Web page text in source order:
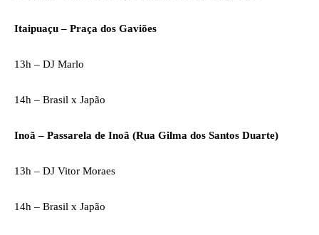
Itaipuaçu – Praça dos Gaviões
13h – DJ Marlo
14h – Brasil x Japão
Inoã – Passarela de Inoã (Rua Gilma dos Santos Duarte)
13h – DJ Vitor Moraes
14h – Brasil x Japão